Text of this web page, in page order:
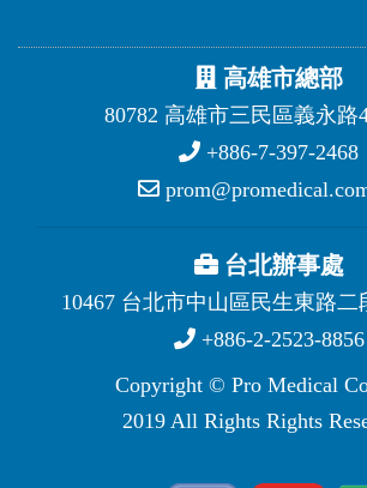
高雄市總部
80782 高雄市三民區義永路
+886-7-397-2468
台北辦事處
10467 台北市中山區民生東路二
+886-2-2523-8856
Copyright © Pro Medical
2019 All Rights Rights